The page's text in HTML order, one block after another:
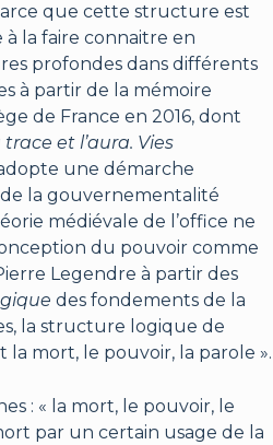
que cette structure est
à la faire connaitre en
profondes dans différents
à partir de la mémoire
de France en 2016, dont
trace et l’aura. Vies
une démarche
la gouvernementalité
médiévale de l’office ne
du pouvoir comme
Legendre à partir des
des fondements de la
la structure logique de
mort, le pouvoir, la parole ».
: « la mort, le pouvoir, le
par un certain usage de la